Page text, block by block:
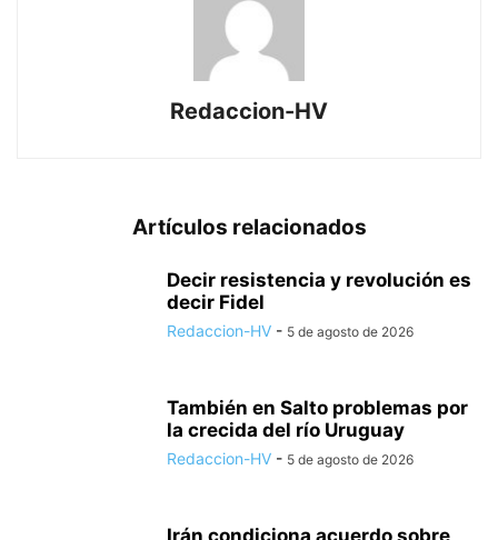
Redaccion-HV
Artículos relacionados
Decir resistencia y revolución es
decir Fidel
Redaccion-HV - 5 de agosto de 2026
También en Salto problemas por
la crecida del río Uruguay
Redaccion-HV - 5 de agosto de 2026